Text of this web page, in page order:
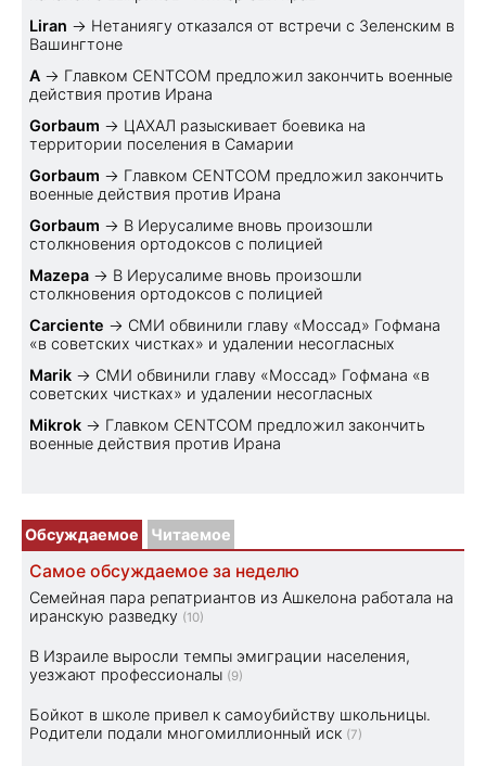
Liran → Нетаниягу отказался от встречи с Зеленским в
Вашингтоне
A → Главком CENTCOM предложил закончить военные
действия против Ирана
Gorbaum → ЦАХАЛ разыскивает боевика на
территории поселения в Самарии
Gorbaum → Главком CENTCOM предложил закончить
военные действия против Ирана
Gorbaum → В Иерусалиме вновь произошли
столкновения ортодоксов с полицией
Mazepa → В Иерусалиме вновь произошли
столкновения ортодоксов с полицией
Carciente → СМИ обвинили главу «Моссад» Гофмана
«в советских чистках» и удалении несогласных
Marik → СМИ обвинили главу «Моссад» Гофмана «в
советских чистках» и удалении несогласных
Mikrok → Главком CENTCOM предложил закончить
военные действия против Ирана
Обсуждаемое Читаемое
Самое обсуждаемое за неделю
Семейная пара репатриантов из Ашкелона работала на
иранскую разведку (10)
В Израиле выросли темпы эмиграции населения,
уезжают профессионалы (9)
Бойкот в школе привел к самоубийству школьницы.
Родители подали многомиллионный иск (7)